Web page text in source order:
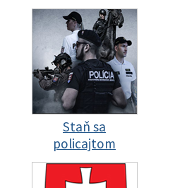
Staň sa
policajtom